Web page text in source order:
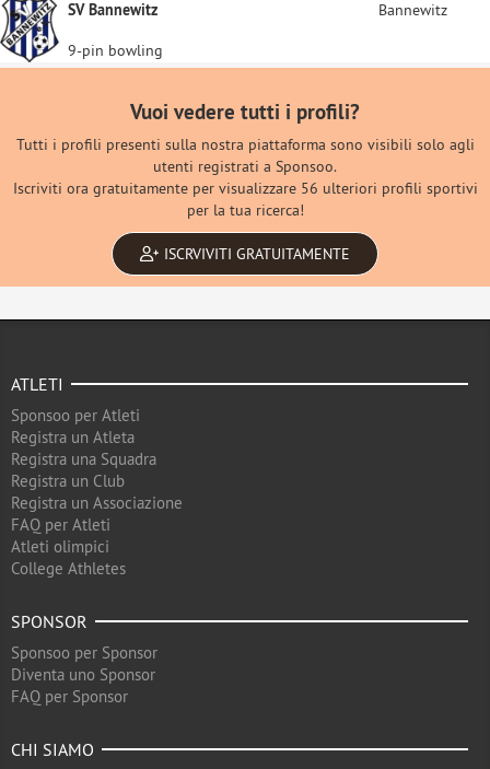
SV Bannewitz
Bannewitz
9-pin bowling
Vuoi vedere tutti i profili?
Tutti i profili presenti sulla nostra piattaforma sono visibili solo agli
utenti registrati a Sponsoo.
Iscriviti ora gratuitamente per visualizzare 56 ulteriori profili sportivi
per la tua ricerca!
ISCRVIVITI GRATUITAMENTE
ATLETI
Sponsoo per Atleti
Registra un Atleta
Registra una Squadra
Registra un Club
Registra un Associazione
FAQ per Atleti
Atleti olimpici
College Athletes
SPONSOR
Sponsoo per Sponsor
Diventa uno Sponsor
FAQ per Sponsor
CHI SIAMO